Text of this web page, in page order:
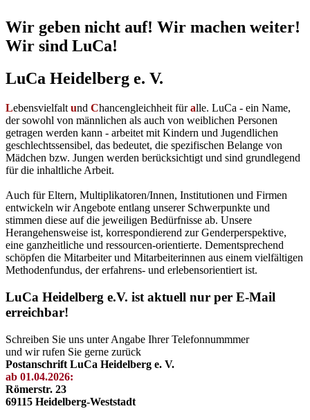
Wir geben nicht auf! Wir machen weiter!
Wir sind LuCa!
LuCa Heidelberg e. V.
Lebensvielfalt und Chancengleichheit füralle. LuCa - ein Name,
der sowohl von männlichen als auch von weiblichen Personen
getragen werden kann - arbeitet mit Kindern und Jugendlichen
geschlechtssensibel, das bedeutet, die spezifischen Belange von
Mädchen bzw. Jungen werden berücksichtigt und sind grundlegend
für die inhaltliche Arbeit.
Auch für Eltern, Multiplikatoren/Innen, Institutionen und Firmen
entwickeln wir Angebote entlang unserer Schwerpunkte und
stimmen diese auf die jeweiligen Bedürfnisse ab. Unsere
Herangehensweise ist, korrespondierend zur Genderperspektive,
eine ganzheitliche und ressourcen-orientierte. Dementsprechend
schöpfen die Mitarbeiter und Mitarbeiterinnen aus einem vielfältigen
Methodenfundus, der erfahrens- und erlebensorientiert ist.
LuCa Heidelberg e.V. ist aktuell nur per E-Mail
erreichbar!
Schreiben Sie uns unter Angabe Ihrer Telefonnummmer
und wir rufen Sie gerne zurück
Postanschrift LuCa Heidelberg e. V.
ab 01.04.2026:
Römerstr. 23
69115 Heidelberg-Weststadt